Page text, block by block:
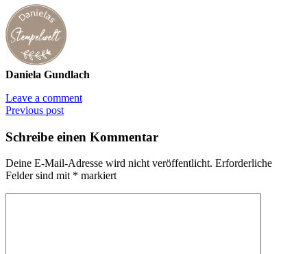
Daniela Gundlach
Leave a comment
Previous post
Schreibe einen Kommentar
Deine E-Mail-Adresse wird nicht veröffentlicht. Erforderliche
Felder sind mit * markiert